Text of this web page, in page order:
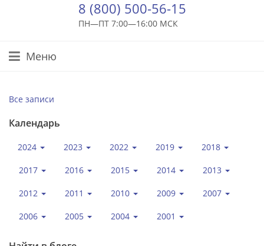
8 (800) 500-56-15
ПН—ПТ 7:00—16:00 МСК
Меню
Все записи
Календарь
2024 2023 2022 2019 2018
2017 2016 2015 2014 2013
2012 2011 2010 2009 2007
2006 2005 2004 2001